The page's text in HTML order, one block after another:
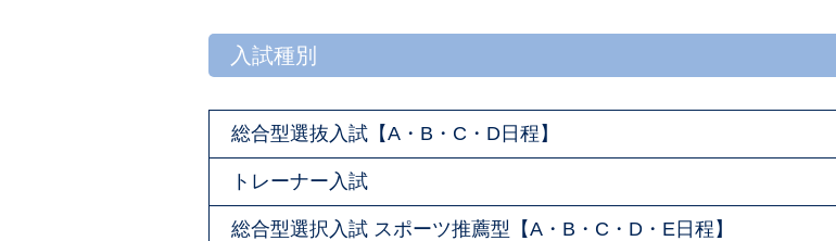
入試種別
総合型選抜入試【A・B・C・D日程】
トレーナー入試
総合型選択入試 スポーツ推薦型【A・B・C・D・E日程】